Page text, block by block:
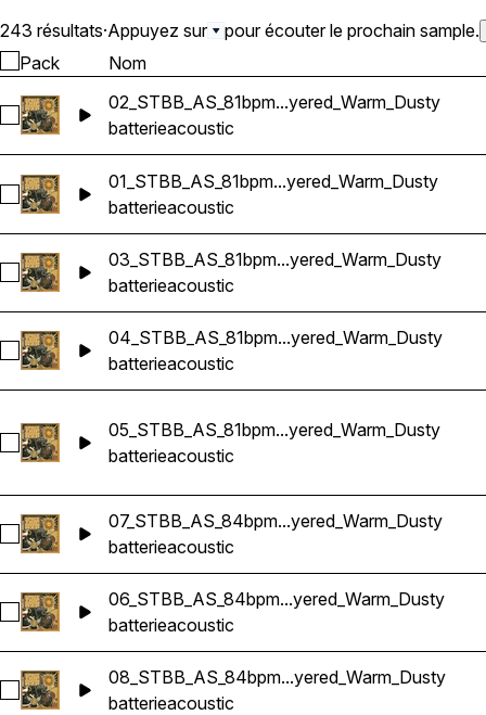
243 résultats·Appuyez sur
pour écouter le prochain sample.
Pack
Nom
Sélectionnez
02_STBB_AS_81bpm...yered_Warm_Dusty
batterieacoustic
Sélectionnez
01_STBB_AS_81bpm...yered_Warm_Dusty
batterieacoustic
Sélectionnez
03_STBB_AS_81bpm...yered_Warm_Dusty
batterieacoustic
Sélectionnez
04_STBB_AS_81bpm...yered_Warm_Dusty
batterieacoustic
Sélectionnez
05_STBB_AS_81bpm...yered_Warm_Dusty
batterieacoustic
Sélectionnez
07_STBB_AS_84bpm...yered_Warm_Dusty
batterieacoustic
Sélectionnez
06_STBB_AS_84bpm...yered_Warm_Dusty
batterieacoustic
Sélectionnez
08_STBB_AS_84bpm...yered_Warm_Dusty
batterieacoustic